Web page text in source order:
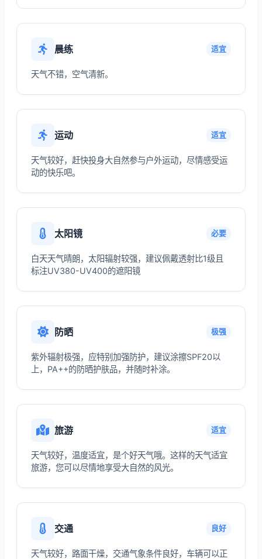
晨练 适宜
天气不错，空气清新。
运动 适宜
天气较好，赶快投身大自然参与户外运动，尽情感受运
动的快乐吧。
太阳镜 必要
白天天气晴朗，太阳辐射较强，建议佩戴透射比1级且
标注UV380-UV400的遮阳镜
防晒 极强
紫外辐射极强，应特别加强防护，建议涂擦SPF20以
上，PA++的防晒护肤品，并随时补涂。
旅游 适宜
天气较好，温度适宜，是个好天气哦。这样的天气适宜
旅游，您可以尽情地享受大自然的风光。
交通 良好
天气较好，路面干燥，交通气象条件良好，车辆可以正